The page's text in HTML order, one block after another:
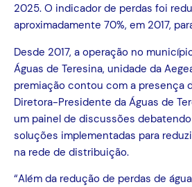
2025. O indicador de perdas foi
aproximadamente 70%, em 2017,
Desde 2017, a operação no
Águas de Teresina, unidade da
premiação contou com a presença
Diretora-Presidente da Águas de
um painel de discussões
soluções implementadas para
na rede de distribuição.
“Além da redução de perdas de